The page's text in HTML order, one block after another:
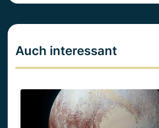
Auch interessant